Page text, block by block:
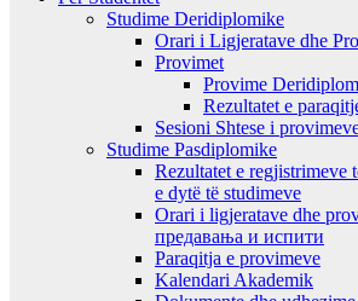
Studime Deridiplomike
Orari i Ligjeratave dhe
Provimet
Provime
Rezultatet e
Sesioni Shtese i
Studime Pasdiplomike
Rezultatet e regjistrimeve
e dytë të studimeve
Orari i ligjeratave dhe
предавањa и испити
Paraqitja e provimeve
Kalendari Akademik